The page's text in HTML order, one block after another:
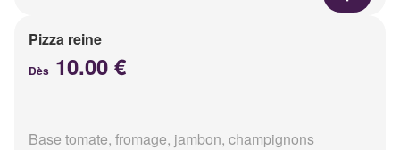
Pizza reine
Dès 10.00 €
Base tomate, fromage, jambon, champignons